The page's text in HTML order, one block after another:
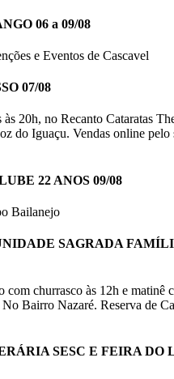
06 a 09/08
e Eventos de Cascavel
07/08
20h, no Recanto Cataratas
do Iguaçu. Vendas online pelo
22 ANOS 09/08
Bailanejo
SAGRADA
com churrasco às 12h e matinê
Bairro Nazaré. Reserva de
SESC E FEIRA DO